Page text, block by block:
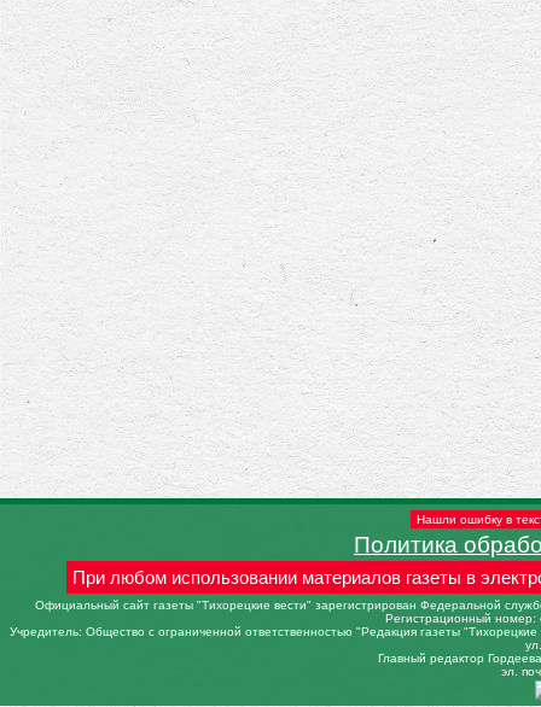
Нашли ошибку в
Политика
При любом использовании материалов газеты в
Официальный сайт газеты "Тихорецкие вести" зарегистрирован Федеральной
Регистрационный
Учредитель: Общество с ограниченной ответственностью "Редакция газеты
Главный редактор
эл.